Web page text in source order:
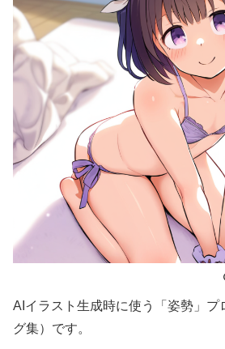
AIイラスト生成時に使う「姿勢」プ
グ集）です。